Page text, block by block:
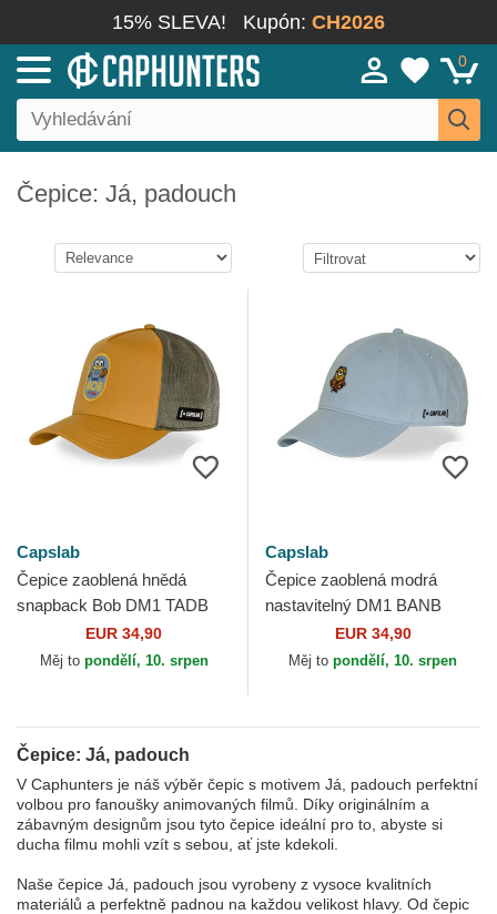
15% SLEVA! Kupón: CH2026
0
Čepice: Já, padouch
Capslab
Čepice zaoblená hnědá
snapback Bob DM1 TADB
Mimoň Já, padouch Capslab
EUR 34,90
Měj to pondělí, 10. srpen
Capslab
Čepice zaoblená modrá
nastavitelný DM1 BANB
Mimoň Já, padouch Capslab
EUR 34,90
Měj to pondělí, 10. srpen
Čepice: Já, padouch
V Caphunters je náš výběr čepic s motivem Já, padouch perfektní
volbou pro fanoušky animovaných filmů. Díky originálním a
zábavným designům jsou tyto čepice ideální pro to, abyste si
ducha filmu mohli vzít s sebou, ať jste kdekoli.
Naše čepice Já, padouch jsou vyrobeny z vysoce kvalitních
materiálů a perfektně padnou na každou velikost hlavy. Od čepic